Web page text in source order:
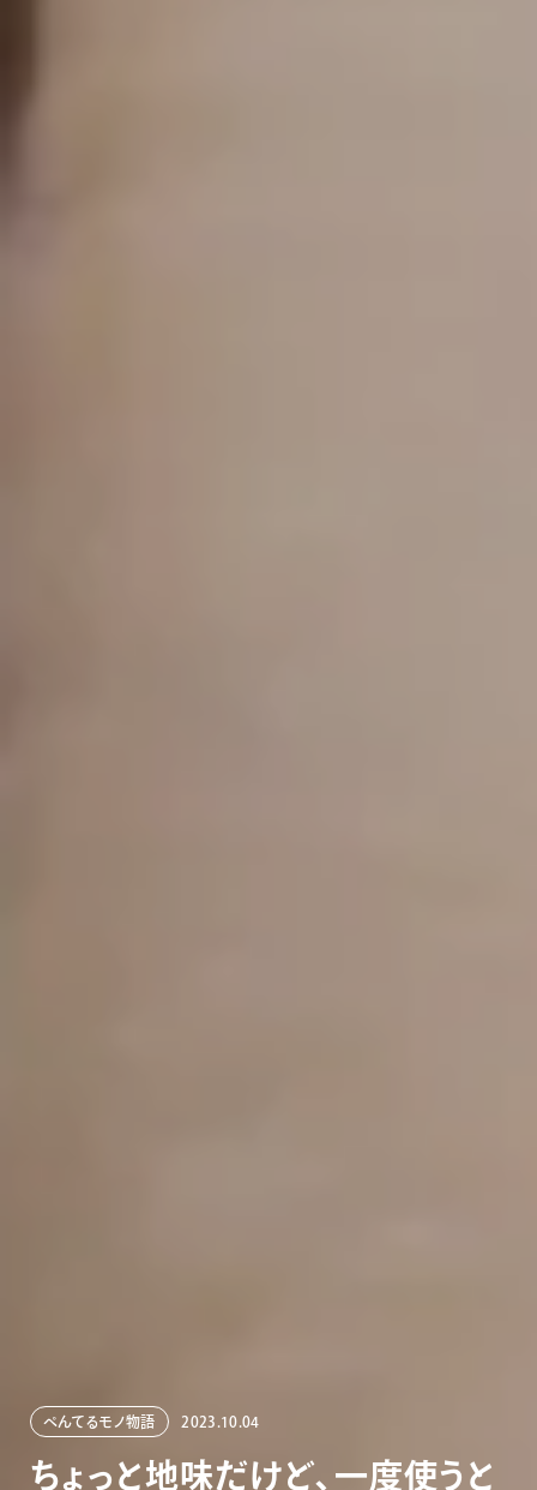
ぺんてるモノ物語 2023.10.04
ちょ っ と地味だけど、 一度使う と